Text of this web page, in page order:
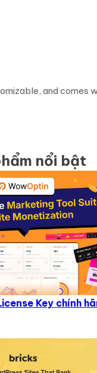
and comes
nổi bật
Key chính